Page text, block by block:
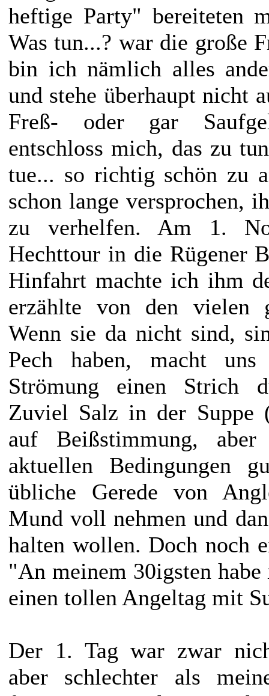
heftige Party" bereiteten
Was tun...? war die große
bin ich nämlich alles
und stehe überhaupt nicht
Freß- oder gar
entschloss mich, das zu
tue... so richtig schön zu
schon lange versprochen,
zu verhelfen. Am 1.
Hechttour in die Rügener
Hinfahrt machte ich ihm
erzählte von den vielen
Wenn sie da nicht sind,
Pech haben, macht
Strömung einen Strich
Zuviel Salz in der Suppe
auf Beißstimmung,
aktuellen Bedingungen
übliche Gerede von
Mund voll nehmen und
halten wollen. Doch noch
"An meinem 30igsten
einen tollen Angeltag mit
Der 1. Tag war zwar
aber schlechter als